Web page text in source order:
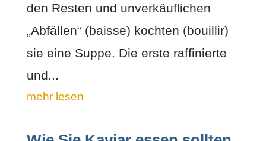
den Resten und unverkäuflichen
„Abfällen“ (baisse) kochten (bouillir)
sie eine Suppe. Die erste raffinierte
und...
mehr lesen